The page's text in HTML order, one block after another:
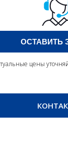
ОСТАВИТЬ
цены